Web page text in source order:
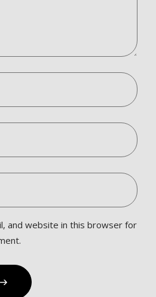
and website in this browser for